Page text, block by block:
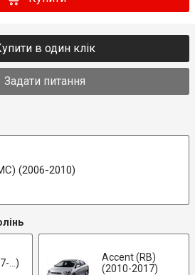
в один клік
Задати питання
(2006-2010)
...)
Accent (RB)
(2010-2017)